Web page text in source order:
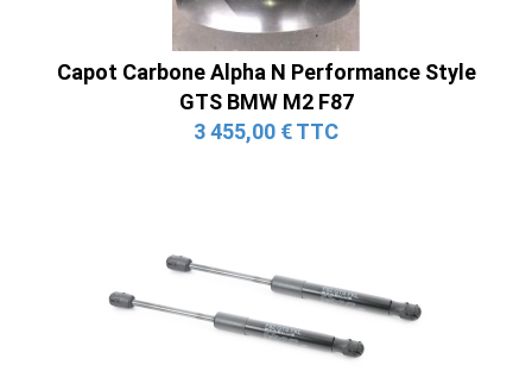
Capot Carbone Alpha N Performance Style
GTS BMW M2 F87
3 455,00 € TTC